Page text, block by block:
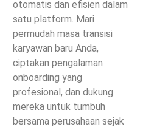
otomatis dan efisien dalam
satu platform. Mari
permudah masa transisi
karyawan baru Anda,
ciptakan pengalaman
onboarding yang
profesional, dan dukung
mereka untuk tumbuh
bersama perusahaan sejak